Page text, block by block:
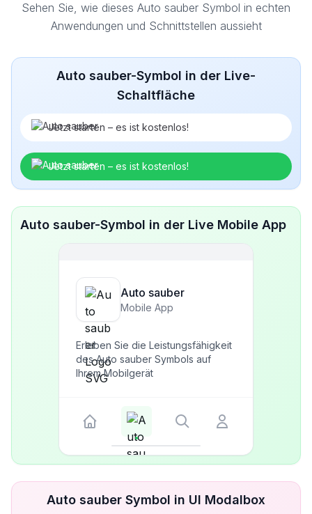
Sehen Sie, wie dieses Auto sauber Symbol in echten
Anwendungen und Schnittstellen aussieht
Auto sauber-Symbol in der Live-
Schaltfläche
Jetzt starten – es ist kostenlos!
Jetzt starten – es ist kostenlos!
Auto sauber-Symbol in der Live Mobile App
Auto sauber
Mobile App
Erleben Sie die Leistungsfähigkeit
des Auto sauber Symbols auf
Ihrem Mobilgerät
Auto sauber Symbol in UI Modalbox